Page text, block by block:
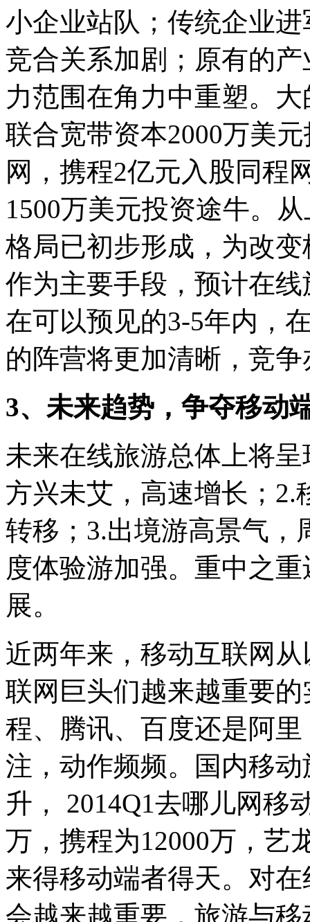
小企业站队；传统企业
竞合关系加剧；原有的
力范围在角力中重塑。
联合宽带资本2000万美
网，携程2亿元入股同程
1500万美元投资途牛。
格局已初步形成，为改
作为主要手段，预计在
在可以预见的3-5年内，
的阵营将更加清晰，竞
3、未来趋势，争夺移动
未来在线旅游总体上将
方兴未艾，高速增长；
转移；3.出境游高景气，
度体验游加强。重中之
展。
近两年来，移动互联网
联网巨头们越来越重要
程、腾讯、百度还是阿
注，动作频频。国内移
升， 2014Q1去哪儿网移
万，携程为12000万，艺
来得移动端者得天。对
会越来越重要，旅游与